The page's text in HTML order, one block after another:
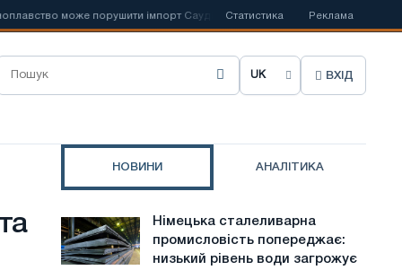
може порушити імпорт Саудівської сталі Іспанська Acerinox
Статистика Реклама
О
р
и
м
ВХІД
НОВИНИ АНАЛІТИКА
Німецька
сталеливарна
промисловість
Німецька сталеливарна
промисловість попереджає:
низький рівень води загрожує